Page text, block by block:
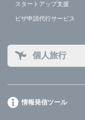
スタートアップ支援
ビザ申請代行サービス
個人旅行
情報発信ツール